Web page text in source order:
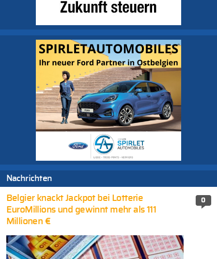
Nachrichten
0
Belgier knackt Jackpot bei Lotterie
EuroMillions und gewinnt mehr als 111
Millionen €